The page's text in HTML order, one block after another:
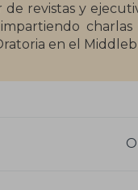
revistas y
charlas
en el
"¡Gracias por
es "Cómo
y